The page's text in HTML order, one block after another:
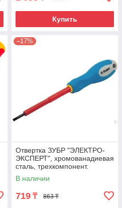
Купить
–17%
Отвертка ЗУБР "ЭЛЕКТРО-
ЭКСПЕРТ", хромованадиевая
сталь, трехкомпонент.
рукоятка, высоковольтная до
~1000В, SL,
В наличии
719 ₸ 863 ₸